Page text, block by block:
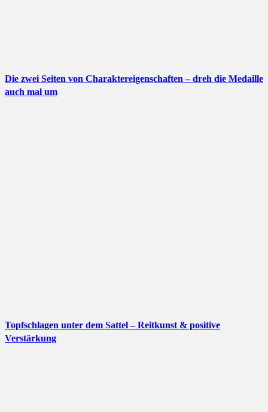
Die zwei Seiten von Charaktereigenschaften – dreh die Medaille
auch mal um
Topfschlagen unter dem Sattel – Reitkunst & positive
Verstärkung